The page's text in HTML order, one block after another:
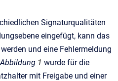
Signaturqualitäten
eingefügt, kann das
und eine Fehlermeldung
Abbildung 1 wurde für die
mit Freigabe und einer